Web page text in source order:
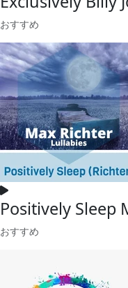
おすすめ
Positively Sleep
おすすめ